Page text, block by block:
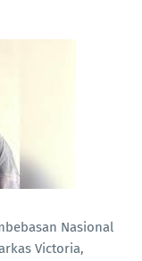
Nasional
Victoria,